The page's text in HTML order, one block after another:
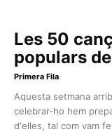
Les 50
populars
Primera Fila
Aquesta setmana
celebrar-ho hem
d'elles, tal com vam